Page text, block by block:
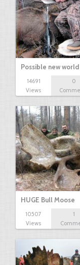
Possible new
14691
Views
0
HUGE Bull Moose
10507
Views
1